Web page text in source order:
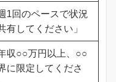
1回のペースで状況
有してください」
年収○○万円以上、○○
に限定してくださ